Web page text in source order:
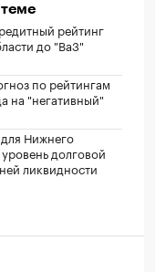
рейтинг
до "Ba3"
по рейтингам
на "негативный"
Нижнего
долговой
ликвидности